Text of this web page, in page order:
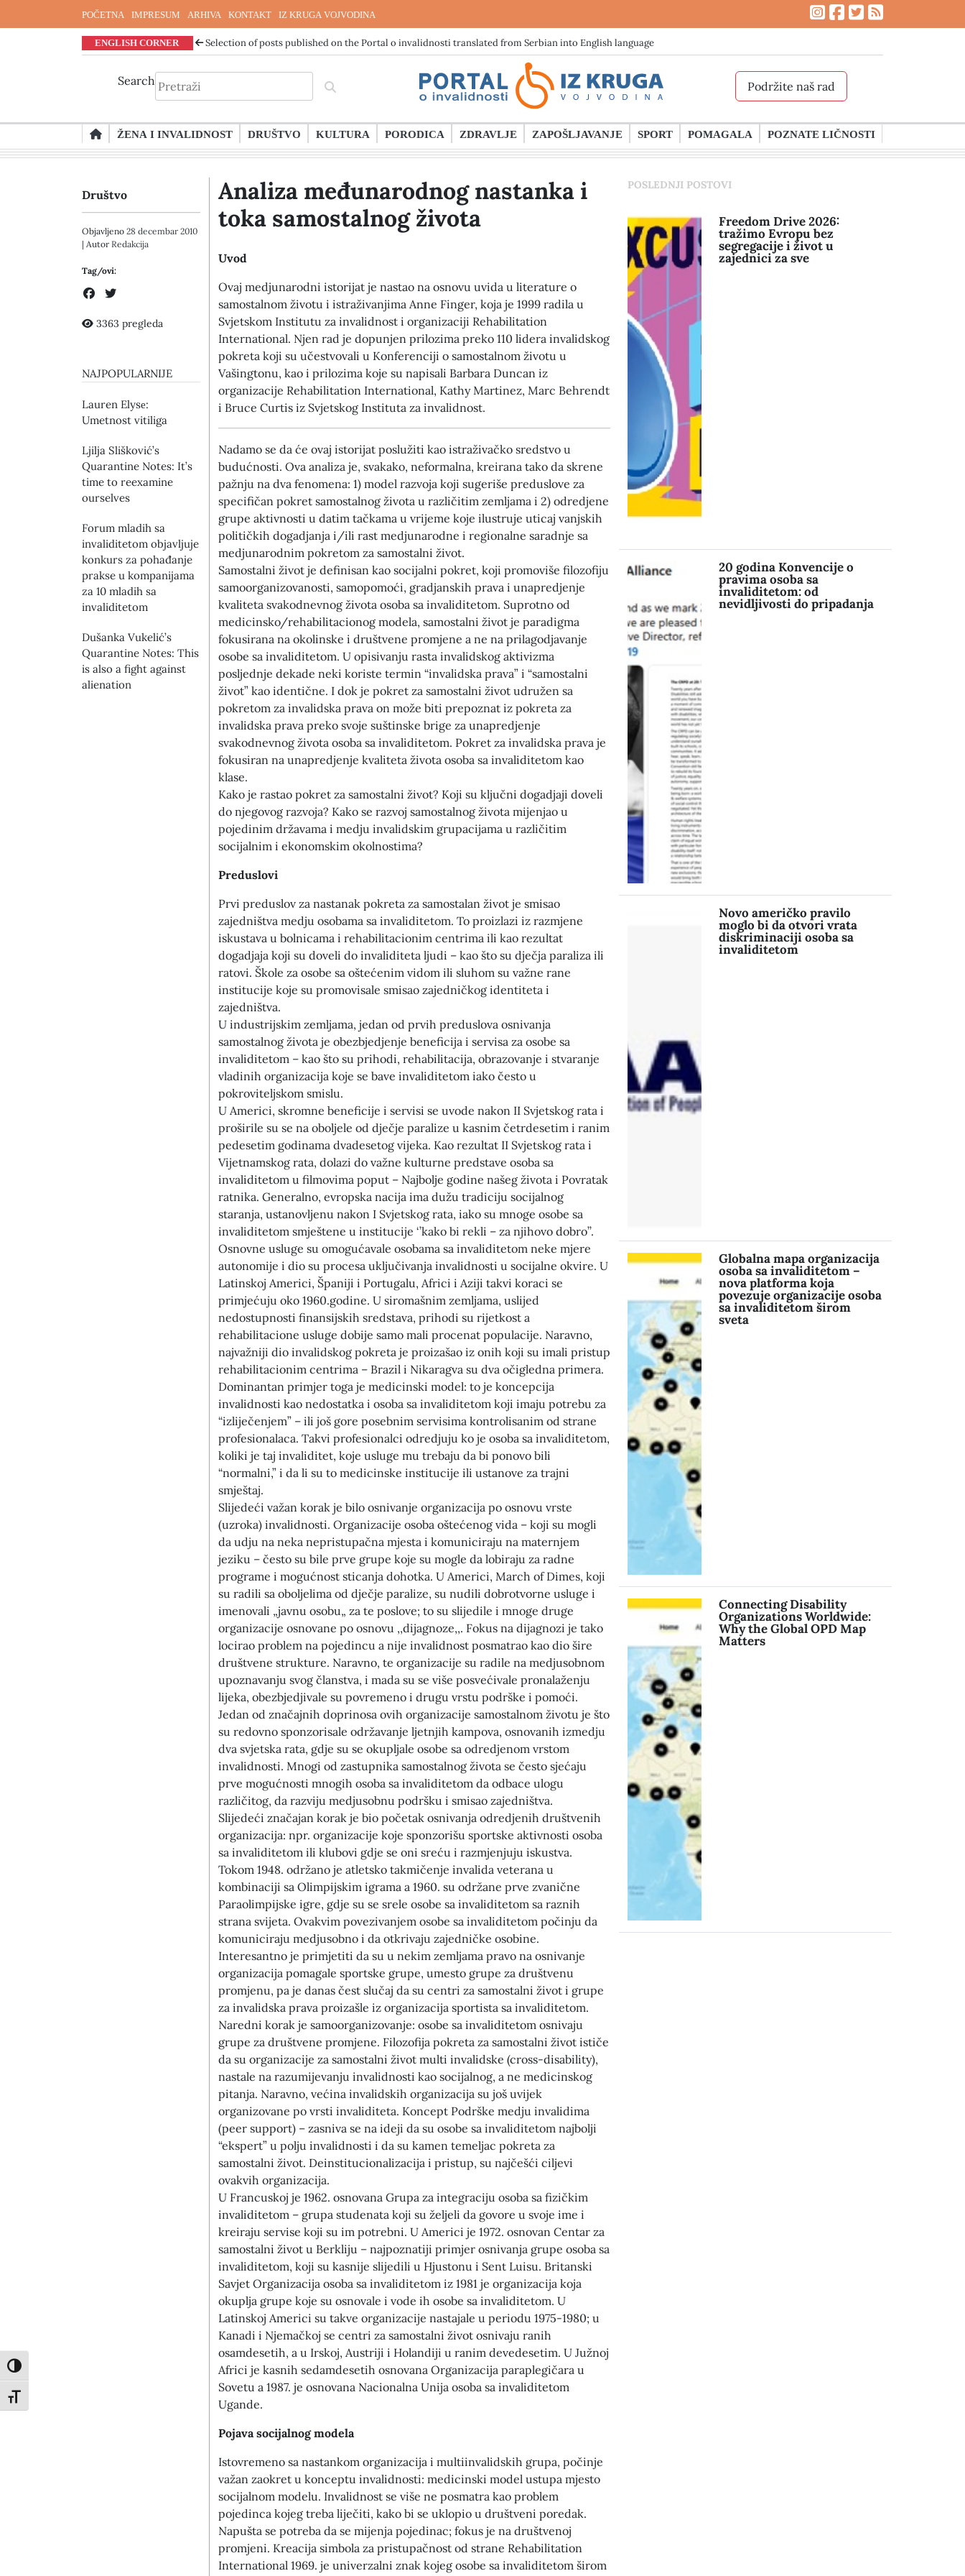
Toggle High Contrast
Toggle Font size
POČETNA IMPRESUM ARHIVA KONTAKT IZ KRUGA VOJVODINA
ENGLISH CORNER Selection of posts published on the Portal o invalidnosti translated from Serbian into English language
Search Podržite naš rad
to
content
ŽENA I INVALIDNOST DRUŠTVO KULTURA PORODICA ZDRAVLJE ZAPOŠLJAVANJE SPORT POMAGALA POZNATE LIČNOSTI
Društvo
Objavljeno 28 decembar 2010
| Autor Redakcija
Tag/ovi:
3363 pregleda
NAJPOPULARNIJE
Lauren Elysе:
Umetnost vitiliga
Ljilja Slišković’s
Quarantine Notes: It’s
time to reexamine
ourselves
Forum mladih sa
invaliditetom objavljuje
konkurs za pohađanje
prakse u kompanijama
za 10 mladih sa
invaliditetom
Dušanka Vukelić’s
Quarantine Notes: This
is also a fight against
alienation
Analiza međunarodnog nastanka i
toka samostalnog života
Uvod
Ovaj medjunarodni istorijat je nastao na osnovu uvida u literature o
samostalnom životu i istraživanjima Anne Finger, koja je 1999 radila u
Svjetskom Institutu za invalidnost i organizaciji Rehabilitation
International. Njen rad je dopunjen prilozima preko 110 lidera invalidskog
pokreta koji su učestvovali u Konferenciji o samostalnom životu u
Vašingtonu, kao i prilozima koje su napisali Barbara Duncan iz
organizacije Rehabilitation International, Kathy Martinez, Marc Behrendt
i Bruce Curtis iz Svjetskog Instituta za invalidnost.
Nadamo se da će ovaj istorijat poslužiti kao istraživačko sredstvo u
budućnosti. Ova analiza je, svakako, neformalna, kreirana tako da skrene
pažnju na dva fenomena: 1) model razvoja koji sugeriše preduslove za
specifičan pokret samostalnog života u različitim zemljama i 2) odredjene
grupe aktivnosti u datim tačkama u vrijeme koje ilustruje uticaj vanjskih
političkih dogadjanja i/ili rast medjunarodne i regionalne saradnje sa
medjunarodnim pokretom za samostalni život.
Samostalni život je definisan kao socijalni pokret, koji promoviše filozofiju
samoorganizovanosti, samopomoći, gradjanskih prava i unapredjenje
kvaliteta svakodnevnog života osoba sa invaliditetom. Suprotno od
medicinsko/rehabilitacionog modela, samostalni život je paradigma
fokusirana na okolinske i društvene promjene a ne na prilagodjavanje
osobe sa invaliditetom. U opisivanju rasta invalidskog aktivizma
posljednje dekade neki koriste termin “invalidska prava” i “samostalni
život” kao identične. I dok je pokret za samostalni život udružen sa
pokretom za invalidska prava on može biti prepoznat iz pokreta za
invalidska prava preko svoje suštinske brige za unapredjenje
svakodnevnog života osoba sa invaliditetom. Pokret za invalidska prava je
fokusiran na unapredjenje kvaliteta života osoba sa invaliditetom kao
klase.
Kako je rastao pokret za samostalni život? Koji su ključni dogadjaji doveli
do njegovog razvoja? Kako se razvoj samostalnog života mijenjao u
pojedinim državama i medju invalidskim grupacijama u različitim
socijalnim i ekonomskim okolnostima?
Preduslovi
Prvi preduslov za nastanak pokreta za samostalan život je smisao
zajedništva medju osobama sa invaliditetom. To proizlazi iz razmjene
iskustava u bolnicama i rehabilitacionim centrima ili kao rezultat
dogadjaja koji su doveli do invaliditeta ljudi – kao što su dječja paraliza ili
ratovi. Škole za osobe sa oštećenim vidom ili sluhom su važne rane
institucije koje su promovisale smisao zajedničkog identiteta i
zajedništva.
U industrijskim zemljama, jedan od prvih preduslova osnivanja
samostalnog života je obezbjedjenje beneficija i servisa za osobe sa
invaliditetom – kao što su prihodi, rehabilitacija, obrazovanje i stvaranje
vladinih organizacija koje se bave invaliditetom iako često u
pokroviteljskom smislu.
U Americi, skromne beneficije i servisi se uvode nakon II Svjetskog rata i
proširile su se na oboljele od dječje paralize u kasnim četrdesetim i ranim
pedesetim godinama dvadesetog vijeka. Kao rezultat II Svjetskog rata i
Vijetnamskog rata, dolazi do važne kulturne predstave osoba sa
invaliditetom u filmovima poput – Najbolje godine našeg života i Povratak
ratnika. Generalno, evropska nacija ima dužu tradiciju socijalnog
staranja, ustanovljenu nakon I Svjetskog rata, iako su mnoge osobe sa
invaliditetom smještene u institucije ‘’kako bi rekli – za njihovo dobro’’.
Osnovne usluge su omogućavale osobama sa invaliditetom neke mjere
autonomije i dio su procesa uključivanja invalidnosti u socijalne okvire. U
Latinskoj Americi, Španiji i Portugalu, Africi i Aziji takvi koraci se
primjećuju oko 1960.godine. U siromašnim zemljama, uslijed
nedostupnosti finansijskih sredstava, prihodi su rijetkost a
rehabilitacione usluge dobije samo mali procenat populacije. Naravno,
najvažniji dio invalidskog pokreta je proizašao iz onih koji su imali pristup
rehabilitacionim centrima – Brazil i Nikaragva su dva očigledna primera.
Dominantan primjer toga je medicinski model: to je koncepcija
invalidnosti kao nedostatka i osoba sa invaliditetom koji imaju potrebu za
“izliječenjem” – ili još gore posebnim servisima kontrolisanim od strane
profesionalaca. Takvi profesionalci odredjuju ko je osoba sa invaliditetom,
koliki je taj invaliditet, koje usluge mu trebaju da bi ponovo bili
“normalni,” i da li su to medicinske institucije ili ustanove za trajni
smještaj.
Slijedeći važan korak je bilo osnivanje organizacija po osnovu vrste
(uzroka) invalidnosti. Organizacije osoba oštećenog vida – koji su mogli
da udju na neka nepristupačna mjesta i komuniciraju na maternjem
jeziku – često su bile prve grupe koje su mogle da lobiraju za radne
programe i mogućnost sticanja dohotka. U Americi, March of Dimes, koji
su radili sa oboljelima od dječje paralize, su nudili dobrotvorne usluge i
imenovali „javnu osobu„ za te poslove; to su slijedile i mnoge druge
organizacije osnovane po osnovu ‚‚dijagnoze‚‚. Fokus na dijagnozi je tako
locirao problem na pojedincu a nije invalidnost posmatrao kao dio šire
društvene strukture. Naravno, te organizacije su radile na medjusobnom
upoznavanju svog članstva, i mada su se više posvećivale pronalaženju
lijeka, obezbjedjivale su povremeno i drugu vrstu podrške i pomoći.
Jedan od značajnih doprinosa ovih organizacije samostalnom životu je što
su redovno sponzorisale održavanje ljetnjih kampova, osnovanih izmedju
dva svjetska rata, gdje su se okupljale osobe sa odredjenom vrstom
invalidnosti. Mnogi od zastupnika samostalnog života se često sjećaju
prve mogućnosti mnogih osoba sa invaliditetom da odbace ulogu
različitog, da razviju medjusobnu podršku i smisao zajedništva.
Slijedeći značajan korak je bio početak osnivanja odredjenih društvenih
organizacija: npr. organizacije koje sponzorišu sportske aktivnosti osoba
sa invaliditetom ili klubovi gdje se oni sreću i razmjenjuju iskustva.
Tokom 1948. održano je atletsko takmičenje invalida veterana u
kombinaciji sa Olimpijskim igrama a 1960. su održane prve zvanične
Paraolimpijske igre, gdje su se srele osobe sa invaliditetom sa raznih
strana svijeta. Ovakvim povezivanjem osobe sa invaliditetom počinju da
komuniciraju medjusobno i da otkrivaju zajedničke osobine.
Interesantno je primjetiti da su u nekim zemljama pravo na osnivanje
organizacija pomagale sportske grupe, umesto grupe za društvenu
promjenu, pa je danas čest slučaj da su centri za samostalni život i grupe
za invalidska prava proizašle iz organizacija sportista sa invaliditetom.
Naredni korak je samoorganizovanje: osobe sa invaliditetom osnivaju
grupe za društvene promjene. Filozofija pokreta za samostalni život ističe
da su organizacije za samostalni život multi invalidske (cross-disability),
nastale na razumijevanju invalidnosti kao socijalnog, a ne medicinskog
pitanja. Naravno, većina invalidskih organizacija su još uvijek
organizovane po vrsti invaliditeta. Koncept Podrške medju invalidima
(peer support) – zasniva se na ideji da su osobe sa invaliditetom najbolji
“ekspert” u polju invalidnosti i da su kamen temeljac pokreta za
samostalni život. Deinstitucionalizacija i pristup, su najčešći ciljevi
ovakvih organizacija.
U Francuskoj je 1962. osnovana Grupa za integraciju osoba sa fizičkim
invaliditetom – grupa studenata koji su željeli da govore u svoje ime i
kreiraju servise koji su im potrebni. U Americi je 1972. osnovan Centar za
samostalni život u Berkliju – najpoznatiji primjer osnivanja grupe osoba sa
invaliditetom, koji su kasnije slijedili u Hjustonu i Sent Luisu. Britanski
Savjet Organizacija osoba sa invaliditetom iz 1981 je organizacija koja
okuplja grupe koje su osnovale i vode ih osobe sa invaliditetom. U
Latinskoj Americi su takve organizacije nastajale u periodu 1975-1980; u
Kanadi i Njemačkoj se centri za samostalni život osnivaju ranih
osamdesetih, a u Irskoj, Austriji i Holandiji u ranim devedesetim. U Južnoj
Africi je kasnih sedamdesetih osnovana Organizacija paraplegičara u
Sovetu a 1987. je osnovana Nacionalna Unija osoba sa invaliditetom
Ugande.
Pojava socijalnog modela
Istovremeno sa nastankom organizacija i multiinvalidskih grupa, počinje
važan zaokret u konceptu invalidnosti: medicinski model ustupa mjesto
socijalnom modelu. Invalidnost se više ne posmatra kao problem
pojedinca kojeg treba liječiti, kako bi se uklopio u društveni poredak.
Napušta se potreba da se mijenja pojedinac; fokus je na društvenoj
promjeni. Kreacija simbola za pristupačnost od strane Rehabilitation
International 1969. je univerzalni znak kojeg osobe sa invaliditetom širom
POSLEDNJI POSTOVI
Freedom Drive 2026:
tražimo Evropu bez
segregacije i život u
zajednici za sve
20 godina Konvencije o
pravima osoba sa
invaliditetom: od
nevidljivosti do pripadanja
Novo američko pravilo
moglo bi da otvori vrata
diskriminaciji osoba sa
invaliditetom
Globalna mapa organizacija
osoba sa invaliditetom –
nova platforma koja
povezuje organizacije osoba
sa invaliditetom širom
sveta
Connecting Disability
Organizations Worldwide:
Why the Global OPD Map
Matters